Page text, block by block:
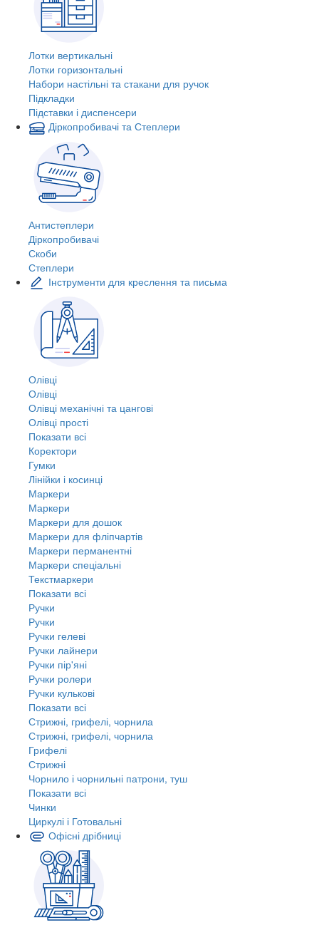
Лотки вертикальні
Лотки горизонтальні
Набори настільні та стакани для ручок
Підкладки
Підставки і диспенсери
Діркопробивачі та Степлери
Антистеплери
Діркопробивачі
Скоби
Степлери
Інструменти для креслення та письма
Олівці
Олівці
Олівці механічні та цангові
Олівці прості
Показати всі
Коректори
Гумки
Лінійки і косинці
Маркери
Маркери
Маркери для дошок
Маркери для фліпчартів
Маркери перманентні
Маркери спеціальні
Текстмаркери
Показати всі
Ручки
Ручки
Ручки гелеві
Ручки лайнери
Ручки пір'яні
Ручки ролери
Ручки кулькові
Показати всі
Стрижні, грифелі, чорнила
Стрижні, грифелі, чорнила
Грифелі
Стрижні
Чорнило і чорнильні патрони, туш
Показати всі
Чинки
Циркулі і Готовальні
Офісні дрібниці